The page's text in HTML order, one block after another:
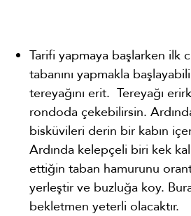
Tarifi yapmaya başlarken ilk
tabanını yapmakla
tereyağını erit. Tereyağı
rondoda çekebilirsin.
bisküvileri derin bir kabın
Ardında kelepçeli biri kek
ettiğin taban hamurunu
yerleştir ve buzluğa koy.
bekletmen yeterli olacaktır.